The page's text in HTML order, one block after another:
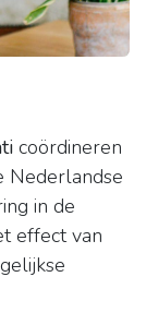
coördineren
Nederlandse
in de
effect van